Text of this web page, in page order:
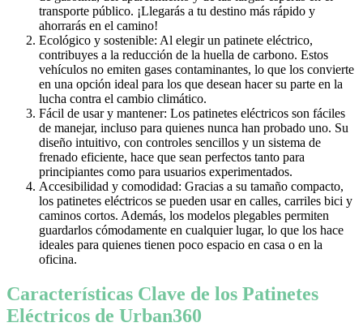
transporte público. ¡Llegarás a tu destino más rápido y
ahorrarás en el camino!
Ecológico y sostenible: Al elegir un patinete eléctrico,
contribuyes a la reducción de la huella de carbono. Estos
vehículos no emiten gases contaminantes, lo que los convierte
en una opción ideal para los que desean hacer su parte en la
lucha contra el cambio climático.
Fácil de usar y mantener: Los patinetes eléctricos son fáciles
de manejar, incluso para quienes nunca han probado uno. Su
diseño intuitivo, con controles sencillos y un sistema de
frenado eficiente, hace que sean perfectos tanto para
principiantes como para usuarios experimentados.
Accesibilidad y comodidad: Gracias a su tamaño compacto,
los patinetes eléctricos se pueden usar en calles, carriles bici y
caminos cortos. Además, los modelos plegables permiten
guardarlos cómodamente en cualquier lugar, lo que los hace
ideales para quienes tienen poco espacio en casa o en la
oficina.
Características Clave de los Patinetes
Eléctricos de Urban360